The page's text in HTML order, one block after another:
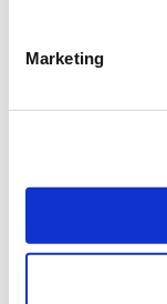
Marketing